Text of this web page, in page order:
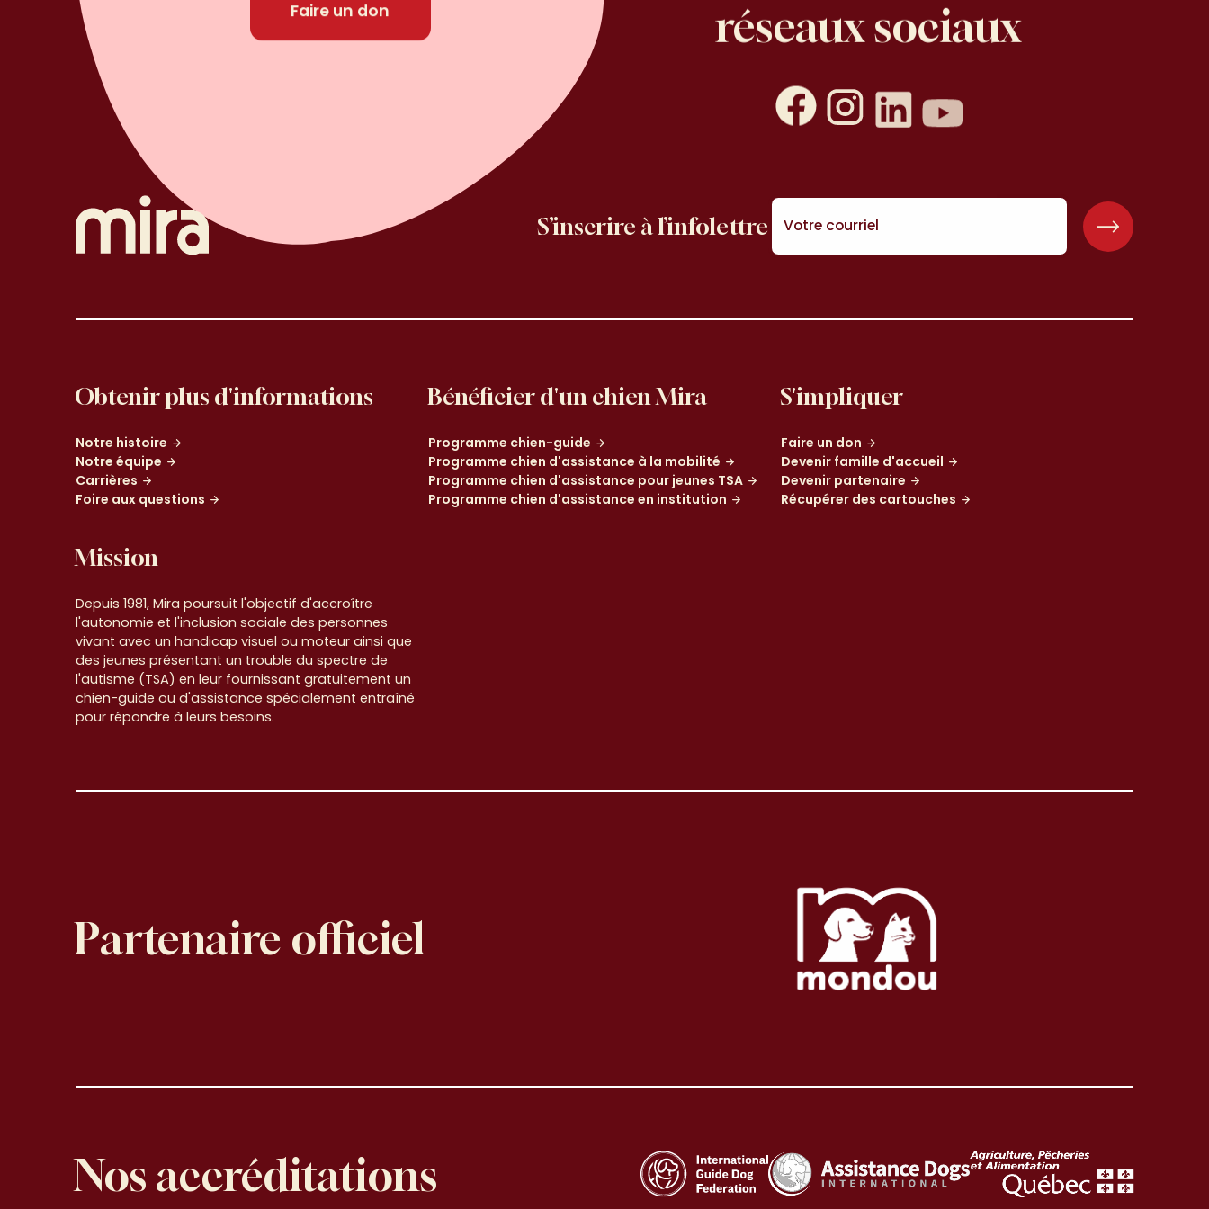
réseauxsociaux
lesréseaux sociaux
FacebookInstagramLinkedin
S’inscrire à l’infolettre Votre courriel
Obtenir plus d'informations
Notre histoire
Notre équipe
Carrières
Foire aux questions
Mission
Depuis 1981, Mira poursuit l'objectif d'accroître
l'autonomie et l'inclusion sociale des personnes
vivant avec un handicap visuel ou moteur ainsi que
des jeunes présentant un trouble du spectre de
l'autisme (TSA) en leur fournissant gratuitement un
chien-guide ou d'assistance spécialement entraîné
pour répondre à leurs besoins.
Bénéficier d'un chien Mira
Programme chien-guide
Programme chien d'assistance à la mobilité
Programme chien d'assistance pour jeunes TSA
Programme chien d'assistance en institution
S'impliquer
Faire un don
Devenir famille d'accueil
Devenir partenaire
Récupérer des cartouches
Partenaire officiel
Nos accréditations